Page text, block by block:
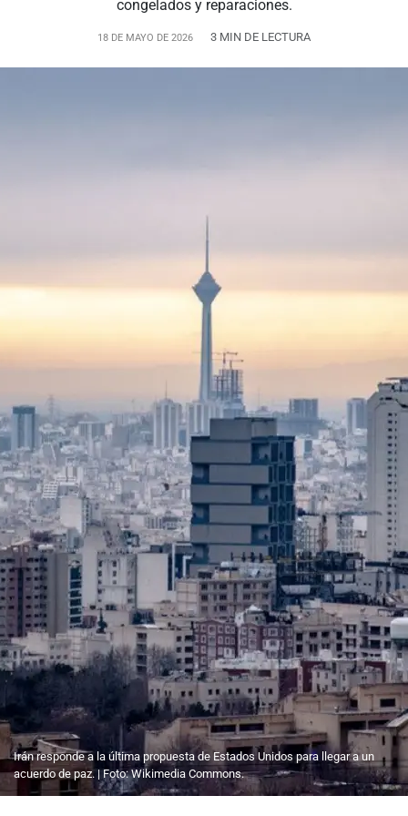
congelados y reparaciones.
18 DE MAYO DE 2026 3 MIN DE LECTURA
Irán responde a la última propuesta de Estados Unidos para llegar a un
acuerdo de paz. | Foto: Wikimedia Commons.